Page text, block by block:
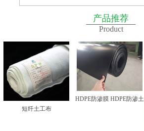
产品推荐
Product
短纤土工布
HDPE防渗膜 HDPE防渗土